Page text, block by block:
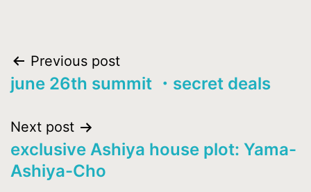
Post
navigation
Previous post
june 26th summit ・secret deals
Next post
exclusive Ashiya house plot: Yama-
Ashiya-Cho